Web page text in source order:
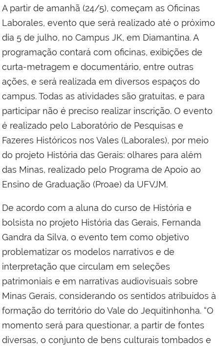
A partir de amanhã (24/5), começam as Oficinas
Laborales, evento que será realizado até o próximo
dia 5 de julho, no Campus JK, em Diamantina. A
programação contará com oficinas, exibições de
curta-metragem e documentário, entre outras
ações, e será realizada em diversos espaços do
campus. Todas as atividades são gratuitas, e para
participar não é preciso realizar inscrição. O evento
é realizado pelo Laboratório de Pesquisas e
Fazeres Históricos nos Vales (Laborales), por meio
do projeto História das Gerais: olhares para além
das Minas, realizado pelo Programa de Apoio ao
Ensino de Graduação (Proae) da UFVJM.
De acordo com a aluna do curso de História e
bolsista no projeto História das Gerais, Fernanda
Gandra da Silva, o evento tem como objetivo
problematizar os modelos narrativos e de
interpretação que circulam em seleções
patrimoniais e em narrativas audiovisuais sobre
Minas Gerais, considerando os sentidos atribuídos à
formação do território do Vale do Jequitinhonha. “O
momento será para questionar, a partir de fontes
diversas, o conjunto de bens culturais tombados e